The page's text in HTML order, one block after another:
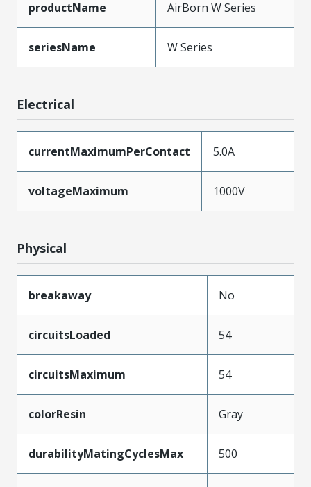
productName AirBorn W Series
seriesName W Series
Electrical
currentMaximumPerContact 5.0A
voltageMaximum 1000V
Physical
breakaway No
circuitsLoaded 54
circuitsMaximum 54
colorResin Gray
durabilityMatingCyclesMax 500